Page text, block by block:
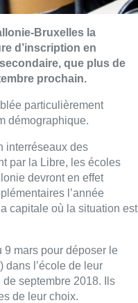
Bruxelles la
d’inscription en
que plus de
prochain.
particulièrement
démographique.
interréseaux des
par la Libre, les écoles
devront en effet
l’année
capitale où la situation est
9 mars pour déposer le
dans l’école de leur
septembre 2018. Ils
de leur choix.